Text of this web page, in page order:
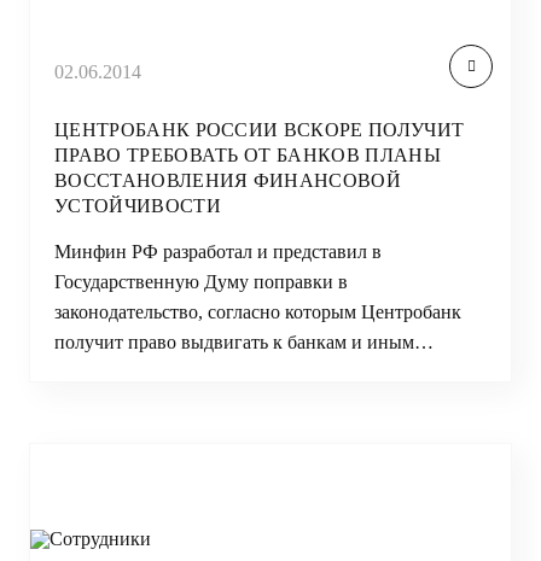
02.06.2014
ЦЕНТРОБАНК РОССИИ ВСКОРЕ ПОЛУЧИТ
ПРАВО ТРЕБОВАТЬ ОТ БАНКОВ ПЛАНЫ
ВОССТАНОВЛЕНИЯ ФИНАНСОВОЙ
УСТОЙЧИВОСТИ
Минфин РФ разработал и представил в
Государственную Думу поправки в
законодательство, согласно которым Центробанк
получит право выдвигать к банкам и иным…